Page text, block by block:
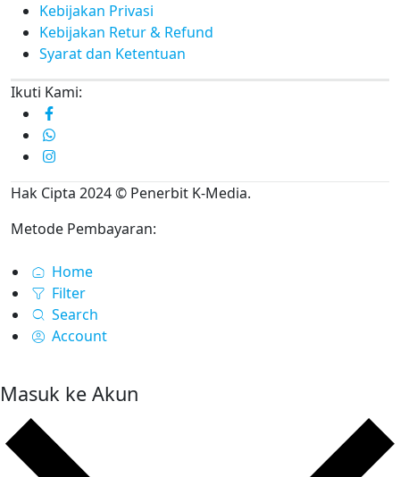
Kebijakan Privasi
Kebijakan Retur & Refund
Syarat dan Ketentuan
Ikuti Kami:
Hak Cipta 2024 © Penerbit K-Media.
Metode Pembayaran:
Home
Filter
Search
Account
Masuk ke Akun